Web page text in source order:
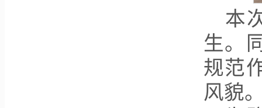
本
生。
规范
风貌